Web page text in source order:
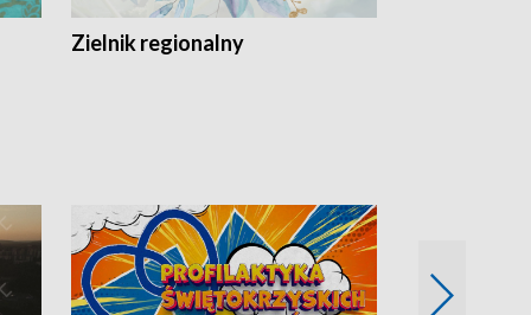
Zielnik regionalny